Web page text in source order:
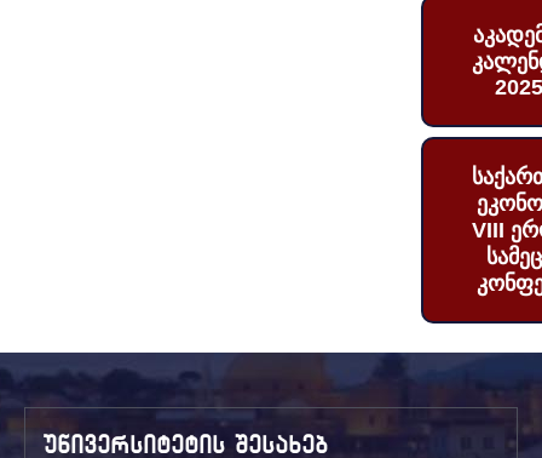
VIII
უნივერსიტეტის შესახებ